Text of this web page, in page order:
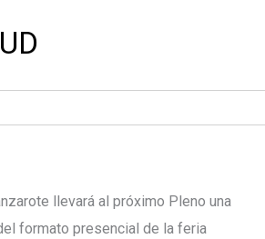
llevará al próximo Pleno una
formato presencial de la feria